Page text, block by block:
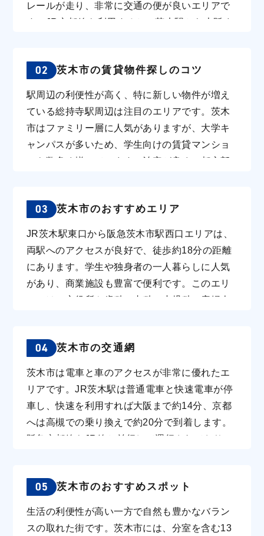
レールが走り、非常に交通の便が良いエリアで
す。JR京都線を利用すると、茨木駅から大阪ま
インターチェンジがあり、車での移動もスムー
ズです。 市内には「立命館大学」をはじめ、複
数の大学キャンパスが点在しており、学生も多
く住んでいます。さらに、地域子育て支援セン
ターや「つどいの広場」など、子育て支援施設
が22か所に設置されており、子育て支援にも力
住民に適した環境が整っています。 特に、子育
て世代に人気があるのは茨木駅や総持寺駅の周
辺エリアで、JR茨木駅の周辺には市営の駐輪所
や多くの商業施設が揃い、非常に便利です。
02 茨木市の賃貸物件探しのコツ
駅周辺の利便性が高く、特に新しい物件が増え
ている総持寺駅周辺は注目のエリアです。茨木
市はファミリー層に人気がありますが、大学キ
ャンパスが多いため、学生向けの賃貸マンショ
ンも数多く揃っています。治安が良く、都心部
の賃料相場は、2DKで約6万円、3LDKで10.5万
円前後、単身者向けのワンルームは約5万円とな
っています。一方、阪急茨木市駅周辺では、
2DKが9.5万円程度、3LDKが11.5万円前後で、
ワンルームは5万から4.5万円程度です。 総持寺
駅周辺の賃貸相場は、立地や築年数によります
茨木駅や茨木市駅周辺と比較して娯楽施設は少
ないですが、その分家賃を抑えることができる
点が魅力です。 「立命館大学」をはじめとした
大学キャンパスが多く、また地域子育て支援セ
ンター、つどいの広場など子育て支援拠点が22
か所あり子育て支援に力をいれています。学生
木駅の周辺には、市営駐輪所やあらゆる商業施
設があり、とても便利です。
03 茨木市のおすすめエリア
JR茨木駅東口から阪急茨木市駅西口エリアは、
両駅へのアクセスが良好で、徒歩約18分の距離
にあります。学生や独身者の一人暮らしに人気
があり、商業施設も豊富で便利です。このエリ
アには、市役所や歯科、内科、小児科、産婦人
徒歩約10分のところに「イオンモール茨木」が
あります。ここには飲食店や小売店の他、映画
館や「茨木市立穂積図書館」もあり、とても便
利です。また、「医療法人博愛会博愛茨木病
院」や「ふじもとクリニック」、「しばさき小
児科」などの医療機関も充実しています。 総持
の間に、スーパーやドラッグストア、郵便局、
図書館などの生活施設が揃っています。内科や
歯科、眼科などの医療機関も完備されており、
便利です。駅から南へ約10分の距離には安威川
04 茨木市の交通網
茨木市は電車と車のアクセスが非常に優れたエ
リアです。JR茨木駅は普通電車と快速電車が停
車し、快速を利用すれば大阪まで約14分、京都
へは高槻での乗り換えで約20分で到着します。
阪急京都線もJR線と並行して運行されており、
丹空港」まで約24分でアクセス可能です。さら
に、JR茨木駅と阪急茨木市駅からは、関西国際
空港行きのリムジンバスが直行しており、非常
05 茨木市のおすすめスポット
生活の利便性が高い一方で自然も豊かなバラン
スの取れた街です。茨木市には、分室を含む13